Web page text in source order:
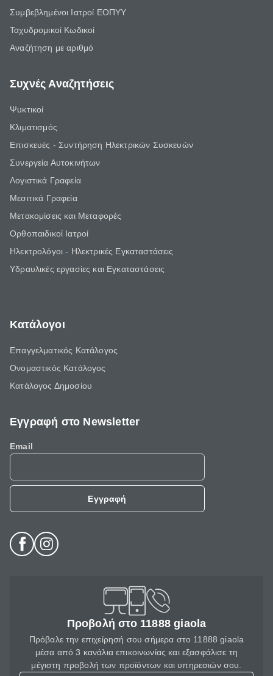
Συμβεβλημένοι Ιατροί ΕΟΠΥΥ
Ταχυδρομικοί Κωδικοί
Αναζήτηση με αριθμό
Συχνές Αναζητήσεις
Ψυκτικοί
Κλιματισμός
Επισκευές - Συντήρηση Ηλεκτρικών Συσκευών
Συνεργεία Αυτοκινήτων
Λογιστικά Γραφεία
Μεσιτικά Γραφεία
Μετακομίσεις και Μεταφορές
Ορθοπαιδικοί Ιατροί
Ηλεκτρολόγοι - Ηλεκτρικές Εγκαταστάσεις
Υδραυλικές εργασίες και Εγκαταστάσεις
Κατάλογοι
Επαγγελματικός Κατάλογος
Ονομαστικός Κατάλογος
Κατάλογος Δημοσίου
Εγγραφή στο Newsletter
Email
Εγγραφή
Προβολή στο 11888 giaola
Πρόβαλε την επιχείρησή σου σήμερα στο 11888 giaola
μέσα από 3 κανάλια επικοινωνίας και εξασφάλισε τη
μέγιστη προβολή των προϊόντων και υπηρεσιών σου.